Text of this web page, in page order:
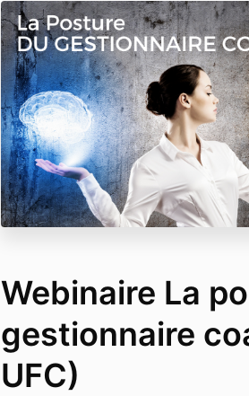
Webinaire La
gestionnaire
UFC)